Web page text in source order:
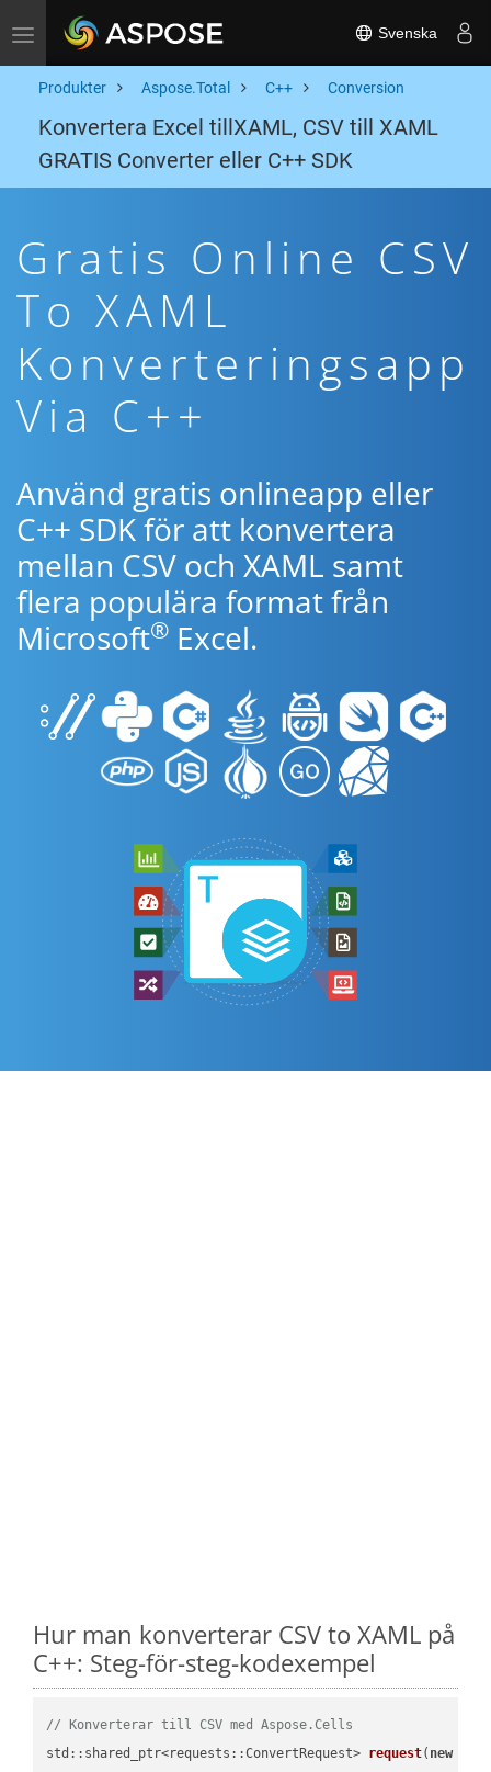
Toggle navigation Svenska
Produkter Aspose.Total C++ Conversion
Konvertera Excel tillXAML, CSV till XAML
GRATIS Converter eller C++ SDK
Gratis Online CSV
To XAML
Konverteringsapp
Via C++
Använd gratis onlineapp eller
C++ SDK för att konvertera
mellan CSV och XAML samt
flera populära format från
Microsoft® Excel.
Hur man konverterar CSV to XAML på
C++: Steg-för-steg-kodexempel
// Konverterar till CSV med Aspose.Cells
std::shared_ptr<requests::ConvertRequest> request( new